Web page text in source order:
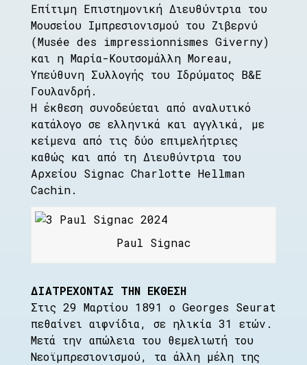
Επίτιμη Επιστημονική Διευθύντρια του
Μουσείου Ιμπρεσιονισμού του Ζιβερνύ
(Musée des impressionnismes Giverny)
και η Μαρία-Κουτσομάλλη Moreau,
Υπεύθυνη Συλλογής του Ιδρύματος Β&Ε
Γουλανδρή.
Η έκθεση συνοδεύεται από αναλυτικό
κατάλογο σε ελληνικά και αγγλικά, με
κείμενα από τις δύο επιμελήτριες
καθώς και από τη Διευθύντρια του
Αρχείου Signac Charlotte Hellman
Cachin.
Paul Signac
ΔΙΑΤΡΕΧΟΝΤΑΣ ΤΗΝ ΕΚΘΕΣΗ
Στις 29 Μαρτίου 1891 ο Georges Seurat
πεθαίνει αιφνίδια, σε ηλικία 31 ετών.
Μετά την απώλεια του θεμελιωτή του
Νεοϊμπρεσιονισμού, τα άλλη μέλη της